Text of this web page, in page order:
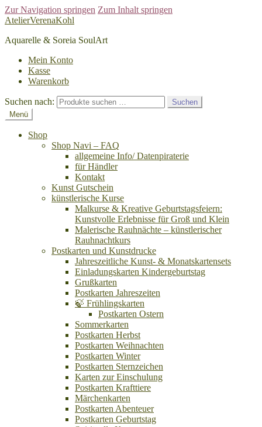
Zur Navigation springen Zum Inhalt springen
AtelierVerenaKohl
Aquarelle & Soreia SoulArt
Mein Konto
Kasse
Warenkorb
Suchen nach:
Suchen
Menü
Shop
Shop Navi – FAQ
allgemeine Info/ Datenpiraterie
für Händler
Kontakt
Kunst Gutschein
künstlerische Kurse
Malkurse & Kreative Geburtstagsfeiern:
Kunstvolle Erlebnisse für Groß und Klein
Malerische Rauhnächte – künstlerischer
Rauhnachtkurs
Postkarten und Kunstdrucke
Jahreszeitliche Kunst- & Monatskartensets
Einladungskarten Kindergeburtstag
Grußkarten
Postkarten Jahreszeiten
🍃 Frühlingskarten
Postkarten Ostern
Sommerkarten
Postkarten Herbst
Postkarten Weihnachten
Postkarten Winter
Postkarten Sternzeichen
Karten zur Einschulung
Postkarten Krafttiere
Märchenkarten
Postkarten Abenteuer
Postkarten Geburtstag